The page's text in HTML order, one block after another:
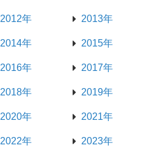
2012年 2013年
2014年 2015年
2016年 2017年
2018年 2019年
2020年 2021年
2022年 2023年